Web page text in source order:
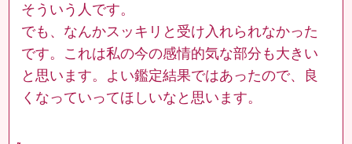
そういう人です。
でも、なんかスッキリと受け入れられなかった
です。これは私の今の感情的気な部分も大きい
と思います。よい鑑定結果ではあったので、良
くなっていってほしいなと思います。